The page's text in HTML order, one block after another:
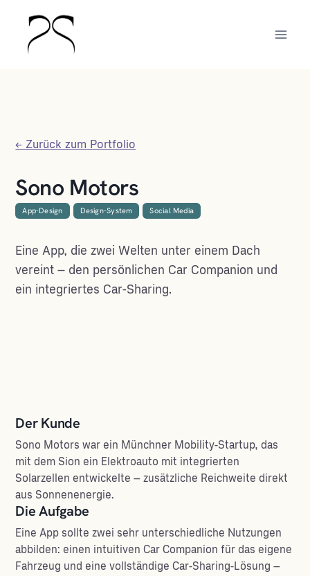
springen
← Zurück zum Portfolio
Sono Motors
App-Design Design-System Social Media
Eine App, die zwei Welten unter einem Dach
vereint – den persönlichen Car Companion und
ein integriertes Car-Sharing.
Der Kunde
Sono Motors war ein Münchner Mobility-Startup, das
mit dem Sion ein Elektroauto mit integrierten
Solarzellen entwickelte – zusätzliche Reichweite direkt
aus Sonnenenergie.
Die Aufgabe
Eine App sollte zwei sehr unterschiedliche Nutzungen
abbilden: einen intuitiven Car Companion für das eigene
Fahrzeug und eine vollständige Car-Sharing-Lösung –